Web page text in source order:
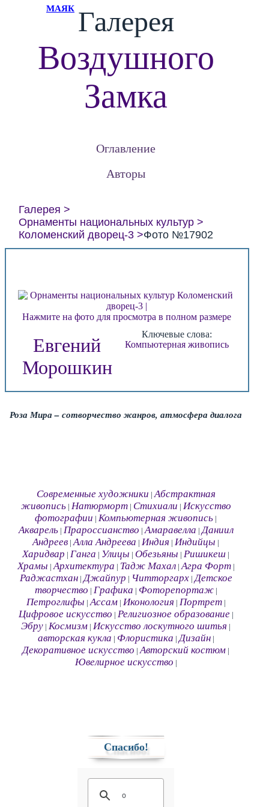
МАЯК Галерея
Воздушного
Замка
Оглавление
Авторы
Галерея
Орнаменты национальных культур
Коломенский дворец-3
Фото №17902
Нажмите на фото для просмотра в полном размере
Евгений
Морошкин
Ключевые слова:
Компьютерная живопись
Роза Мира – сотворчество жанров, атмосфера диалога
Современные художники |Абстрактная
живопись| Натюрморт| Стихиали Искусство
фотографии |Компьютерная живопись
Акварель| Прароссианство |Амаравелла |Даниил
Андреев |Алла Андреева |Индия |Индийцы
Харидвар |Ганга Улицы |Обезьяны |Ришикеш
Храмы |Архитектура Тадж Махал|Агра Форт|
Раджастхан|Джайпур Читторгарх|Детское
творчество Графика Фоторепортаж|
Петроглифы |Ассам| Иконология Портрет|
Цифровое искусство Религиозное образование|
Эбру |Космизм |Искусство лоскутного шитья
авторская кукла Флористика |Дизайн|
Декоративное искусство |Авторский костюм
Ювелирное искусство
Спасибо!